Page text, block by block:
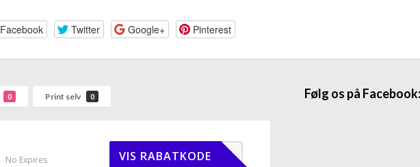
Facebook Twitter Google+ Pinterest
0 Print selv 0
No Expires TIGRABAT
VIS RABATKODE
Følg os på Facebook: